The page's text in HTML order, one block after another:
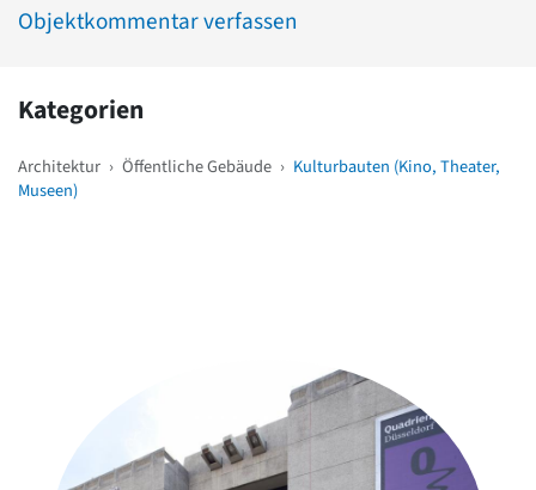
Objektkommentar verfassen
Kategorien
Architektur › Öffentliche Gebäude › Kulturbauten (Kino, Theater,
Museen)